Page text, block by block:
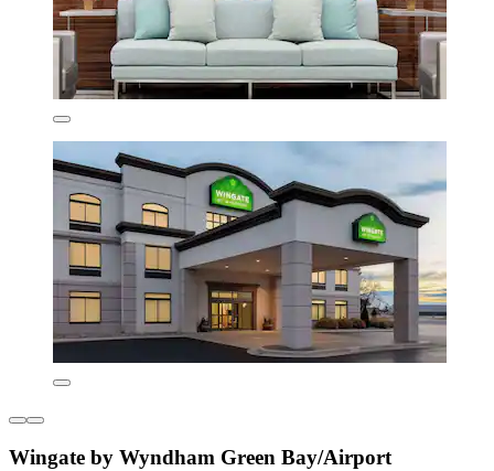
Wingate by Wyndham Green Bay/Airport